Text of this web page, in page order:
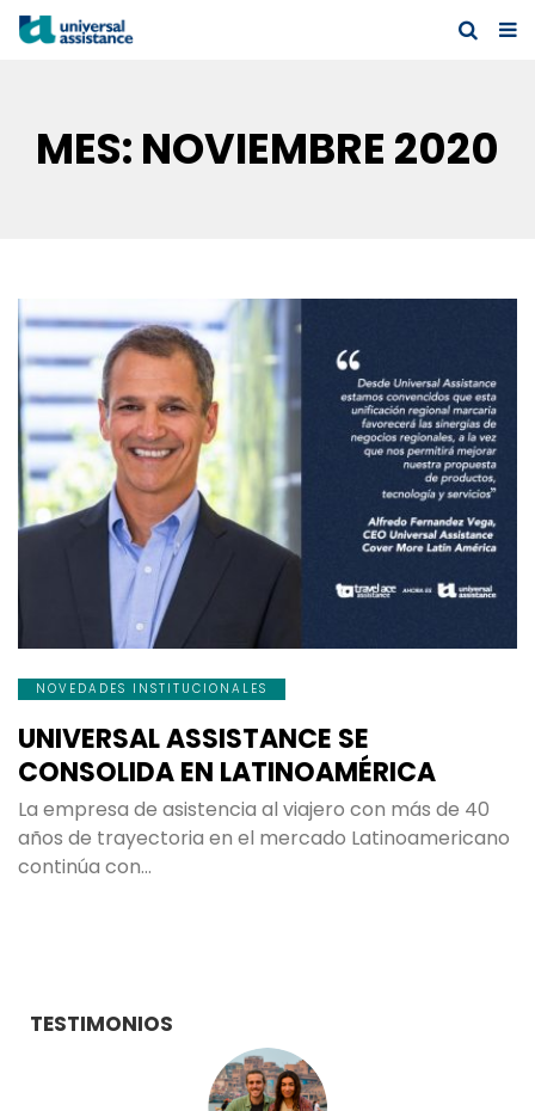
MES: NOVIEMBRE 2020
NOVEDADES INSTITUCIONALES
UNIVERSAL ASSISTANCE SE
CONSOLIDA EN LATINOAMÉRICA
La empresa de asistencia al viajero con más de 40
años de trayectoria en el mercado Latinoamericano
continúa con…
TESTIMONIOS